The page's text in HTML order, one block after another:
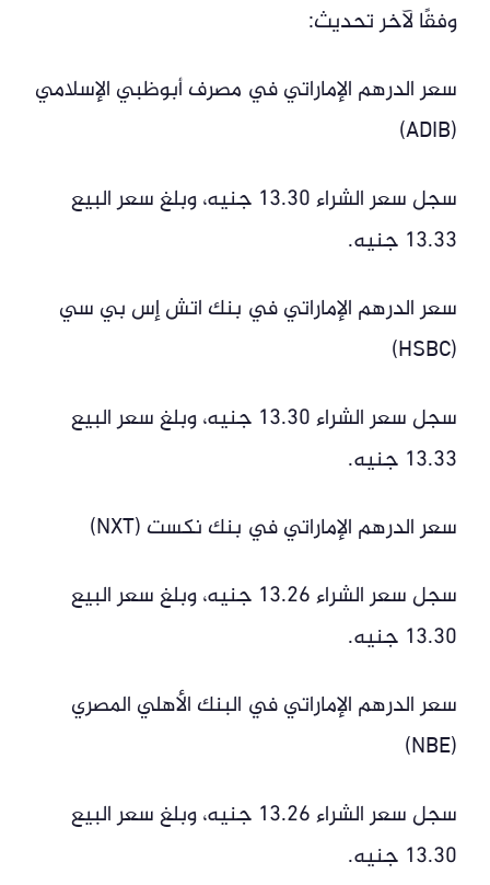
وفقًا لآخر تحديث:
سعر الدرهم الإماراتي في مصرف أبوظبي الإسلامي
(ADIB)
سجل سعر الشراء 13.30 جنيه، وبلغ سعر البيع
13.33 جنيه.
سعر الدرهم الإماراتي في بنك اتش إس بي سي
(HSBC)
سجل سعر الشراء 13.30 جنيه، وبلغ سعر البيع
13.33 جنيه.
سعر الدرهم الإماراتي في بنك نكست (NXT)
سجل سعر الشراء 13.26 جنيه، وبلغ سعر البيع
13.30 جنيه.
سعر الدرهم الإماراتي في البنك الأهلي المصري
(NBE)
سجل سعر الشراء 13.26 جنيه، وبلغ سعر البيع
13.30 جنيه.